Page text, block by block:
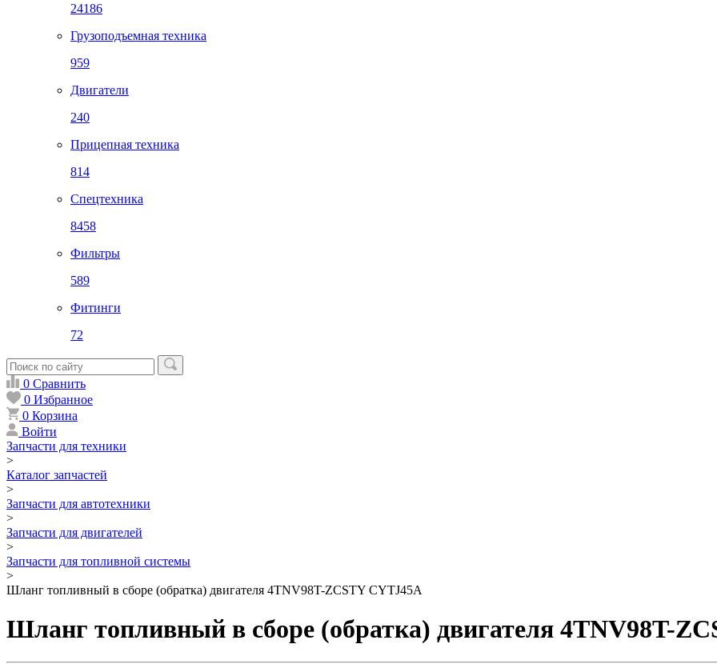
24186
Грузоподъемная техника
959
Двигатели
240
Прицепная техника
814
Спецтехника
8458
Фильтры
589
Фитинги
72
0 Сравнить
0 Избранное
0 Корзина
Войти
Запчасти для техники
>
Каталог запчастей
>
Запчасти для автотехники
>
Запчасти для двигателей
>
Запчасти для топливной системы
>
Шланг топливный в сборе (обратка) двигателя 4TNV98T-ZCSTY CYTJ45A
Шланг топливный в сборе (обратка) двигателя 4TNV98T-